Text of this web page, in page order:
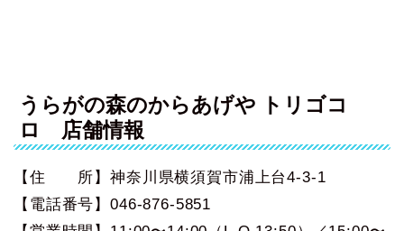
うらがの森のからあげや トリゴコ
ロ 店舗情報
【住 所】神奈川県横須賀市浦上台4-3-1
【電話番号】046-876-5851